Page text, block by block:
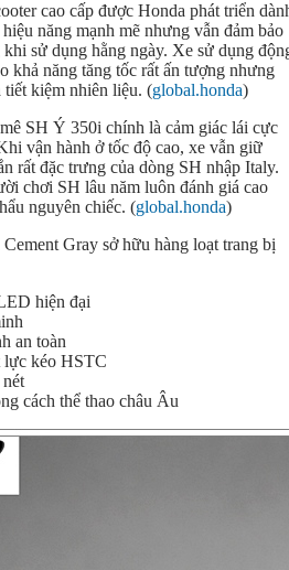
cao cấp được Honda phát triển
năng mạnh mẽ nhưng vẫn đảm bảo
sử dụng hằng ngày. Xe sử dụng
khả năng tăng tốc rất ấn tượng nhưng
tiết kiệm nhiên liệu. (global.honda)
SH Ý 350i chính là cảm giác lái cực
vận hành ở tốc độ cao, xe vẫn giữ
rất đặc trưng của dòng SH nhập Italy.
chơi SH lâu năm luôn đánh giá cao
nguyên chiếc. (global.honda)
Gray sở hữu hàng loạt trang bị
hiện đại
an toàn
lực kéo HSTC
cách thể thao châu Âu